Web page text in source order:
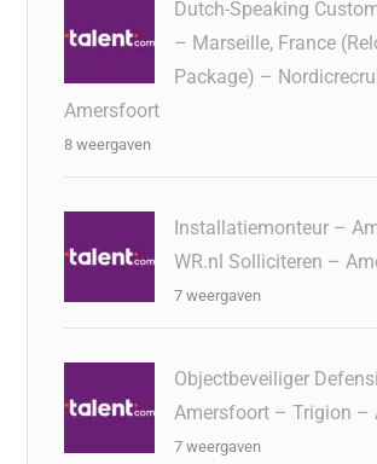
Dutch-Speaking
– Marseille, France
Package) –
Amersfoort
8 weergaven
Installatiemonteur –
WR.nl Solliciteren –
7 weergaven
Objectbeveiliger
Amersfoort – Trigion –
7 weergaven